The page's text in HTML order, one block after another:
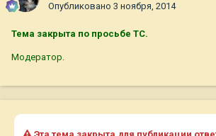
Опубликовано 3 ноября, 2014
Тема закрыта по просьбе ТС.
Модератор.